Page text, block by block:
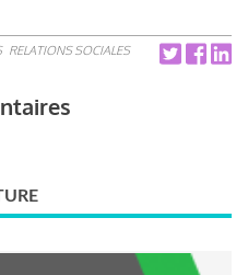
RELATIONS SOCIALES